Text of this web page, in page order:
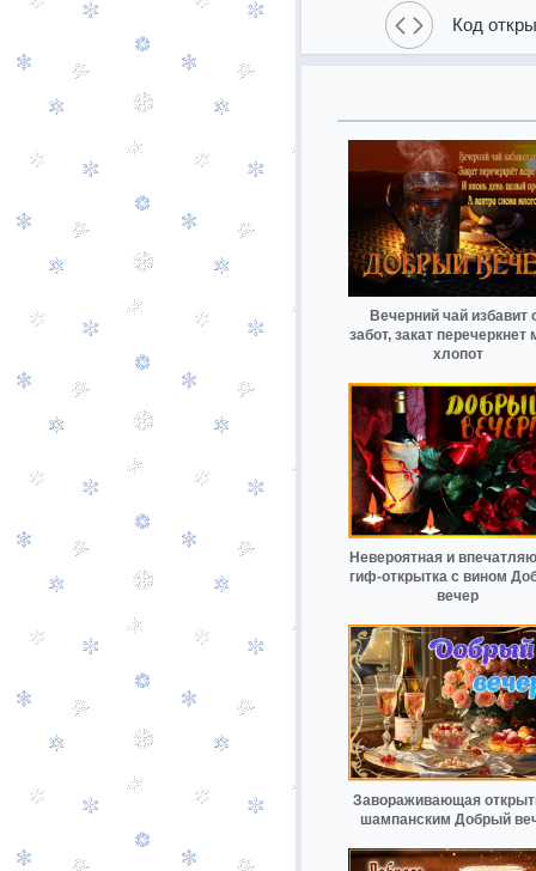
Код
Вечерний чай избавит
забот, закат перечеркнет
хлопот
Невероятная и
гиф-открытка с вином
вечер
Завораживающая
шампанским Добрый